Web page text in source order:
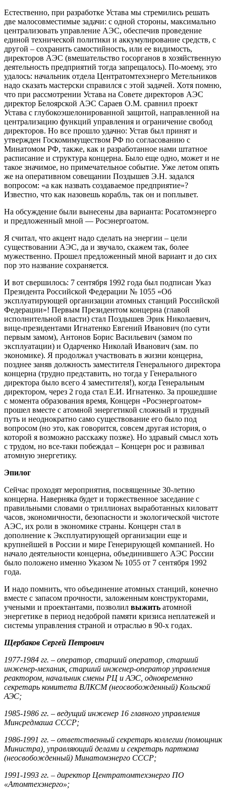
Естественно, при разработке Устава мы стремились решать
две малосовместимые задачи: с одной стороны, максимально
централизовать управление АЭС, обеспечив проведение
единой технической политики и аккумулирование средств, с
другой – сохранить самостийность, или ее видимость,
директоров АЭС (вмешательство госорганов в хозяйственную
деятельность предприятий тогда запрещалось). По-моему, это
удалось: начальник отдела Центратомтехэнерго Метельников
надо сказать мастерски справился с этой задачей. Хотя помню,
что при рассмотрении Устава на Совете директоров АЭС
директор Белоярской АЭС Сараев О.М. сравнил проект
Устава с глубокоэшелонированной защитой, направленной на
централизацию функций управления и ограничение свобод
директоров. Но все прошло удачно: Устав был принят и
утвержден Госкомимуществом РФ по согласованию с
Минатомом РФ, также, как и разработанное нами штатное
расписание и структура концерна. Было еще одно, может и не
такое значимое, но примечательное событие. Уже летом опять
же на оперативном совещании Поздышев Э.Н. задался
вопросом: «а как назвать создаваемое предприятие»?
Известно, что как назовешь корабль, так он и поплывет.
На обсуждение были вынесены два варианта: Росатомэнерго
и предложенный мной — Росэнергоатом.
Я считал, что акцент надо сделать на энергии – цели
существовании АЭС, да и звучало, скажем так, более
мужественно. Прошел предложенный мной вариант и до сих
пор это название сохраняется.
И вот свершилось: 7 сентября 1992 года был подписан Указ
Президента Российской Федерации № 1055 «Об
эксплуатирующей организации атомных станций Российской
Федерации»! Первым Президентом концерна (главой
исполнительной власти) стал Поздышев Эрик Николаевич,
вице-президентами Игнатенко Евгений Иванович (по сути
первым замом), Антонов Борис Васильевич (замом по
эксплуатации) и Одарченко Николай Иванович (зам. по
экономике). Я продолжал участвовать в жизни концерна,
позднее заняв должность заместителя Генерального директора
концерна (трудно представить, но тогда у Генерального
директора было всего 4 заместителя!), когда Генеральным
директором, через 2 года стал Е.И. Игнатенко. За прошедшие
с момента образования время, Концерн «Росэнергоатом»
прошел вместе с атомной энергетикой сложный и трудный
путь и неоднократно само существование его было под
вопросом (но это, как говорится, совсем другая история, о
которой я возможно расскажу позже). Но здравый смысл хоть
с трудом, но все-таки побеждал – Концерн рос и развивал
атомную энергетику.
Эпилог
Сейчас проходят мероприятия, посвященные 30-летию
концерна. Наверняка будет и торжественное заседание с
правильными словами о триллионах выработанных киловатт
часов, экономичности, безопасности и экологической чистоте
АЭС, их роли в экономике страны. Концерн стал в
дополнение к Эксплуатирующей организации еще и
крупнейшей в России и мире Генерирующей компанией. Но
начало деятельности концерна, объединившего АЭС России
было положено именно Указом № 1055 от 7 сентября 1992
года.
И надо помнить, что объединение атомных станций, конечно
вместе с запасом прочности, заложенным конструкторами,
учеными и проектантами, позволил выжить атомной
энергетике в период недоброй памяти кризиса неплатежей и
системы управления страной и отраслью в 90-х годах.
Щербаков Сергей Петрович
1977-1984 гг. – оператор, старший оператор, старший
инженер-механик, старший инженер-оператор управления
реактором, начальник смены РЦ и АЭС, одновременно
секретарь комитета ВЛКСМ (неосвобожденный) Кольской
АЭС;
1985-1986 гг. – ведущий инженер 16 главного управления
Минсредмаша СССР;
1986-1991 гг. – ответственный секретарь коллегии (помощник
Министра), управляющий делами и секретарь парткома
(неосвобожденный) Минатомэнерго СССР;
1991-1993 гг. – директор Центратомтехэнерго ПО
«Атомтехэнерго»;